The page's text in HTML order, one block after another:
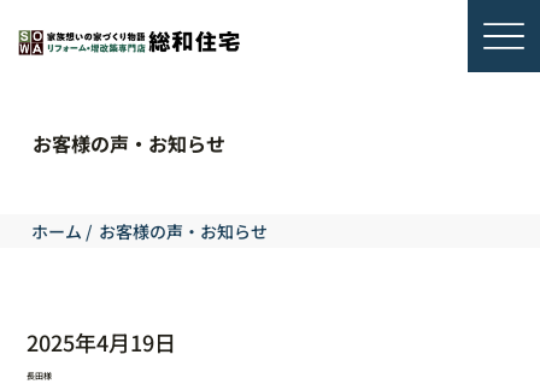
お客様の声・お知らせ
ホーム / お客様の声・お知らせ
2025年4月19日
長田様